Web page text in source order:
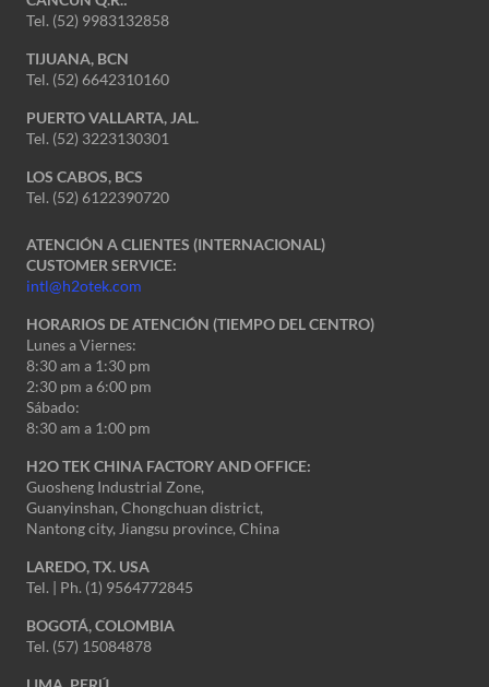
Tel. (52) 9983132858
TIJUANA, BCN
Tel. (52) 6642310160
PUERTO VALLARTA, JAL.
Tel. (52) 3223130301
LOS CABOS, BCS
Tel. (52) 6122390720
ATENCIÓN A CLIENTES (INTERNACIONAL)
CUSTOMER SERVICE:
intl@h2otek.com
HORARIOS DE ATENCIÓN (TIEMPO DEL CENTRO)
Lunes a Viernes:
8:30 am a 1:30 pm
2:30 pm a 6:00 pm
Sábado:
8:30 am a 1:00 pm
H2O TEK CHINA FACTORY AND OFFICE:
Guosheng Industrial Zone,
Guanyinshan, Chongchuan district,
Nantong city, Jiangsu province, China
LAREDO, TX. USA
Tel. | Ph. (1) 9564772845
BOGOTÁ, COLOMBIA
Tel. (57) 15084878